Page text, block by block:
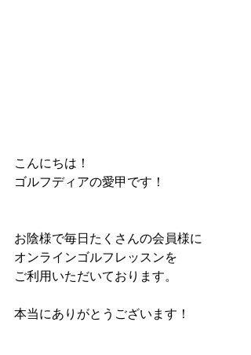
こんにちは！
ゴルフディアの愛甲です！
お陰様で毎日たくさんの会員様に
オンラインゴルフレッスンを
ご利用いただいております。
本当にありがとうございます！